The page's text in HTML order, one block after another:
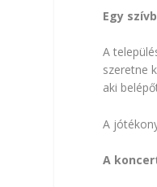
Egy
A
szeretne
aki
A
A